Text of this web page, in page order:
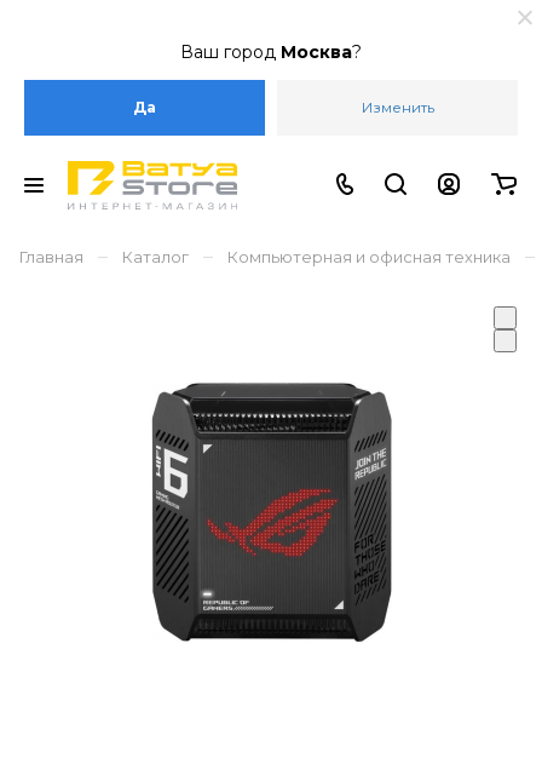
Ваш город Москва?
Да Изменить
Главная – Каталог – Компьютерная и офисная техника –